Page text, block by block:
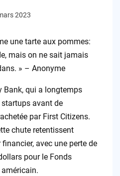
2023
une tarte aux pommes:
mais on ne sait jamais
» – Anonyme
Bank, qui a longtemps
avant de
par First Citizens.
chute retentissent
avec une perte de
pour le Fonds
américain.